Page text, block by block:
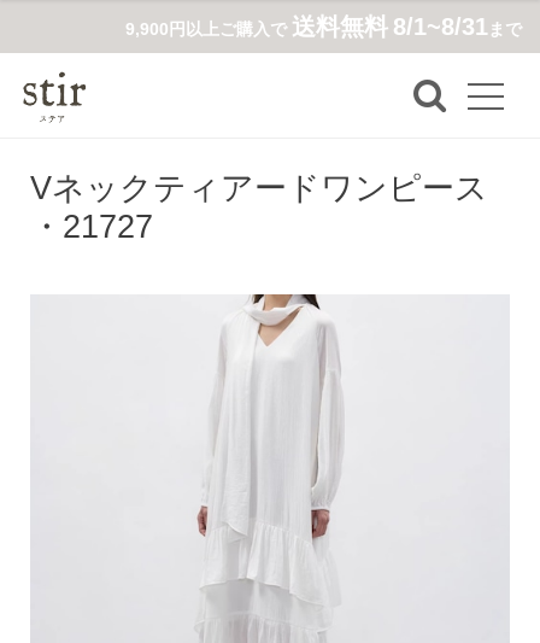
9,900円以上ご購入で 送料無料 8/1~8/31まで
Vネックティアードワンピース
・21727